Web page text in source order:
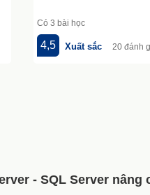
Có 3 bài học
4,5 Xuất sắc 20 đánh
- SQL Server nâng